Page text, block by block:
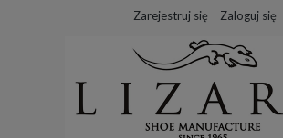
Zarejestruj się Zaloguj się